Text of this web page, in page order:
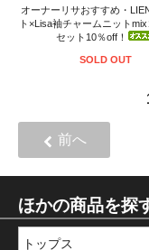
オーナーリサおすすめ・
ト×Lisa袖チャームニット
セット10％off！
SOLD OUT
前へ
ほかの商品を探